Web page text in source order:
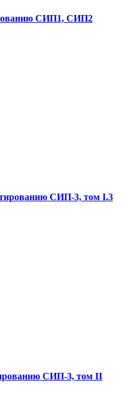
СИП1, СИП2
СИП-3, том I.3
СИП-3, том II